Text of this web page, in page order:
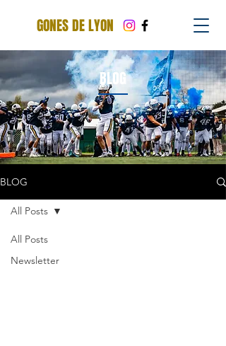
GONES DE LYON
BLOG
BLOG
All Posts
Newsletter
All Posts